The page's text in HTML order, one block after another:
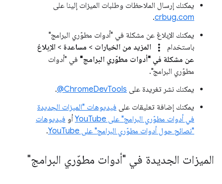
يمكنك إرسال الملاحظات وطلبات الميزات إلينا على
crbug.com
.
يمكنك الإبلاغ عن مشكلة في "أدوات مطوّري البرامج"
باستخدام
more_vert المزيد من الخيارات > مساعدة > الإبلاغ
عن مشكلة في "أدوات مطوّري البرامج" في "أدوات
مطوّري البرامج".
يمكنك نشر تغريدة على ‎@ChromeDevTools
.
يمكنك إضافة تعليقات على فيديوهات "الميزات الجديدة
في أدوات مطوّري البرامج" على YouTube
أو فيديوهات
"نصائح حول أدوات مطوّري البرامج" على YouTube
.
الميزات الجديدة في "أدوات مطوّري البرامج"